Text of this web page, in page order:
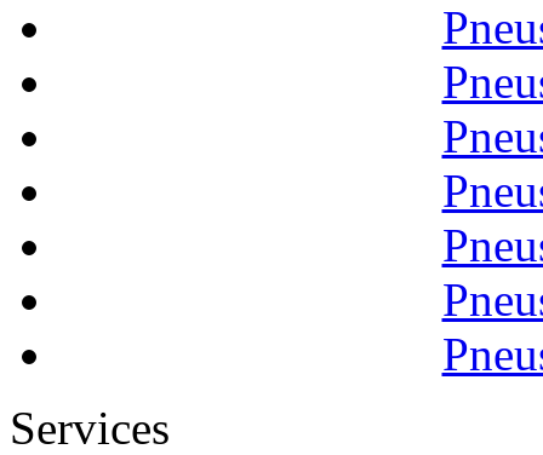
Services